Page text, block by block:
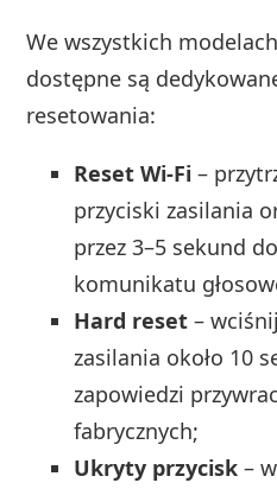
We wszystkich
dostępne są
resetowania:
Reset Wi-Fi –
przyciski zasilania
przez 3–5 sekund
komunikatu
Hard reset –
zasilania około 10
zapowiedzi
fabrycznych;
Ukryty przycisk –